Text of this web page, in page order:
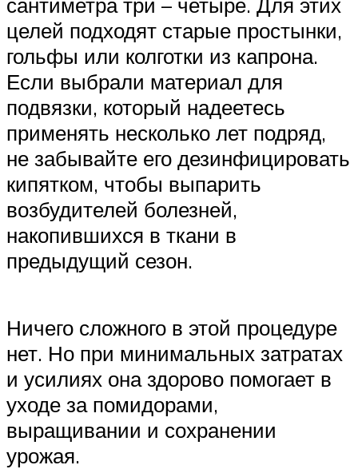
целей подходят старые простынки,
гольфы или колготки из капрона.
Если выбрали материал для
подвязки, который надеетесь
применять несколько лет подряд,
не забывайте его дезинфицировать
кипятком, чтобы выпарить
возбудителей болезней,
накопившихся в ткани в
предыдущий сезон.
Ничего сложного в этой процедуре
нет. Но при минимальных затратах
и усилиях она здорово помогает в
уходе за помидорами,
выращивании и сохранении
урожая.